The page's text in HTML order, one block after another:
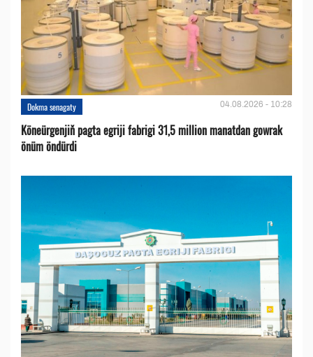
Dokma senagaty 04.08.2026 - 10:28
Köneürgenjiň pagta egriji fabrigi 31,5 million manatdan gowrak
önüm öndürdi